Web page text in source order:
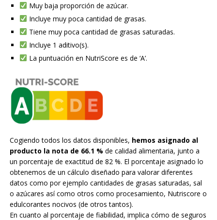
Muy baja proporción de azúcar.
Incluye muy poca cantidad de grasas.
Tiene muy poca cantidad de grasas saturadas.
Incluye 1 aditivo(s).
La puntuación en NutriScore es de ‘A’.
Cogiendo todos los datos disponibles, hemos asignado al
producto la nota de 66.1 % de calidad alimentaria, junto a
un porcentaje de exactitud de 82 %. El porcentaje asignado lo
obtenemos de un cálculo diseñado para valorar diferentes
datos como por ejemplo cantidades de grasas saturadas, sal
o azúcares así como otros como procesamiento, Nutriscore o
edulcorantes nocivos (de otros tantos).
En cuanto al porcentaje de fiabilidad, implica cómo de seguros